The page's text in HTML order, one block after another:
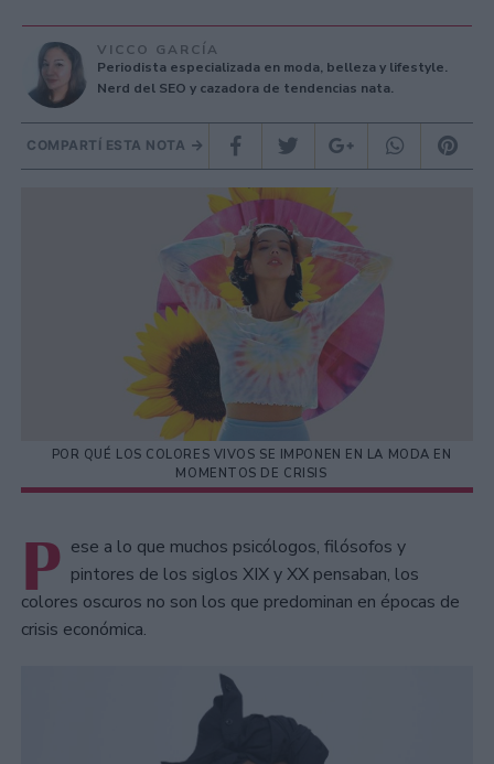
VICCO GARCÍA
Periodista especializada en moda, belleza y lifestyle.
Nerd del SEO y cazadora de tendencias nata.
COMPARTÍ ESTA NOTA
POR QUÉ LOS COLORES VIVOS SE IMPONEN EN LA MODA EN
MOMENTOS DE CRISIS
P ese a lo que muchos psicólogos, filósofos y
pintores de los siglos XIX y XX pensaban, los
colores oscuros no son los que predominan en épocas de
crisis económica.